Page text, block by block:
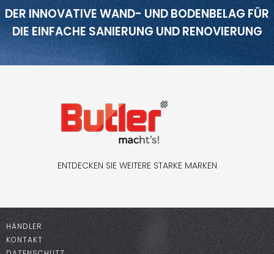
DER INNOVATIVE WAND- UND BODENBELAG FÜR
DIE EINFACHE SANIERUNG UND RENOVIERUNG
ENTDECKEN SIE WEITERE STARKE MARKEN
HÄNDLER
KONTAKT